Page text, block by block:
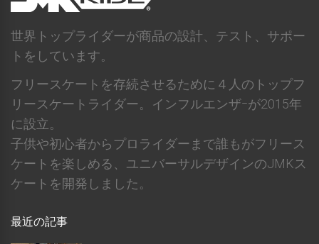
世界トップライダーが商品の設計、テスト、サポー
トをしています。
フリースケートを存続させるために４人のトップフ
リースケートライダー。インフルエンザｰが2015年
に設立。
子供や初心者からプロライダーまで誰もがフリース
ケートを楽しめる、ユニバーサルデザインのJMKス
ケートを開発しました。
最近の記事